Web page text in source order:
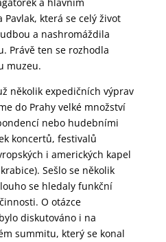
která se celý život
a nashromáždila
Právě ten se rozhodla
muzeu.
několik expedičních výprav
do Prahy velké množství
nebo hudebními
koncertů, festivalů
i amerických kapel
Sešlo se několik
se hledaly funkční
O otázce
diskutováno i na
summitu, který se konal